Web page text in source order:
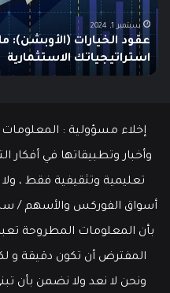
الشامل
للمبتدئين
يونيو 10, 2025
ما هو الـ Swing Trading؟ دليلك الشامل للمبتدئين
إخلاء مسؤولية : المعلومات
وأخبار وتطبيقاتها في أفكار
تعليمية وتثقيفية فقط ،
أسواق الفوركس والأسهم /
بأن المعلومات المطروحة
المفترض أن تكون دقيقة و
ونحن لا نعد ولا نضمن بأن